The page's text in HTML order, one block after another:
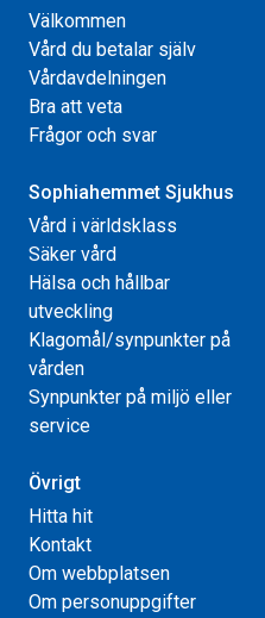
Välkommen
Vård du betalar själv
Vårdavdelningen
Bra att veta
Frågor och svar
Sophiahemmet Sjukhus
Vård i världsklass
Säker vård
Hälsa och hållbar
utveckling
Klagomål/synpunkter på
vården
Synpunkter på miljö eller
service
Övrigt
Hitta hit
Kontakt
Om webbplatsen
Om personuppgifter